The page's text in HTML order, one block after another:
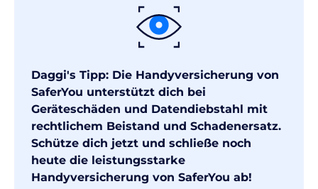
Daggi's Tipp: Die Handyversicherung von
SaferYou unterstützt dich bei
Geräteschäden und Datendiebstahl mit
rechtlichem Beistand und Schadenersatz.
Schütze dich jetzt und schließe noch
heute die leistungsstarke
Handyversicherung von SaferYou ab!